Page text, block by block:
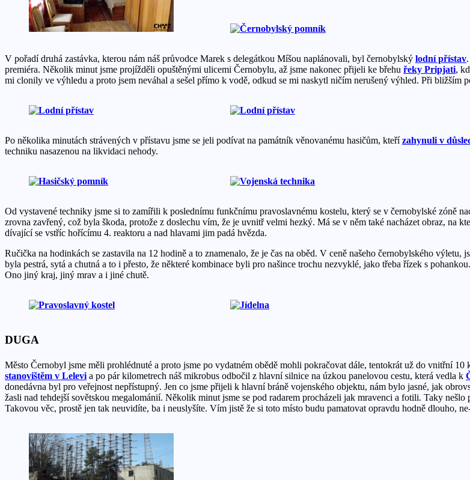
V pořadí druhá zastávka, kterou nám náš průvodce Marek s delegátkou Míšou naplánovali, byl černobylský lodní přístav
premiéra. Několik minut jsme projížděli opuštěnými ulicemi Černobylu, až jsme nakonec přijeli ke břehu řeky Pripjati,
mi clonily ve výhledu a proto jsem neváhal a sešel přímo k vodě, odkud se mi naskytl ničím nerušený výhled. Při bližším
Po několika minutách strávených v přístavu jsme se jeli podívat na památník věnovanému hasičům, kteřízahynuli v
techniku nasazenou na likvidaci nehody.
Od vystavené techniky jsme si to zamířili k poslednímu funkčnímu pravoslavnému kostelu, který se v černobylské zóně
zrovna zavřený, což byla škoda, protože z doslechu vím, že je uvnitř velmi hezký. Má se v něm také nacházet obraz, na
dívající se vstříc hořícímu 4. reaktoru a nad hlavami jim padá hvězda.
Ručička na hodinkách se zastavila na 12 hodině a to znamenalo, že je čas na oběd. V ceně našeho černobylského
byla pestrá, sytá a chutná a to i přesto, že některé kombinace byli pro našince trochu nezvyklé, jako třeba řízek s pohankou.
Ono jiný kraj, jiný mrav a i jiné chutě.
DUGA
Město Černobyl jsme měli prohlédnuté a proto jsme po vydatném obědě mohli pokračovat dále, tentokrát už do vnitřní
stanovištěm v Lelevi a po pár kilometrech náš mikrobus odbočil z hlavní silnice na úzkou panelovou cestu, která vedla k
donedávna byl pro veřejnost nepřístupný. Jen co jsme přijeli k hlavní bráně vojenského objektu, nám bylo jasné, jak
žasli nad tehdejší sovětskou megalománií. Několik minut jsme se pod radarem procházeli jak mravenci a fotili. Taky
Takovou věc, prostě jen tak neuvidíte, ba i neuslyšíte. Vím jistě že si toto místo budu pamatovat opravdu hodně dlouho,